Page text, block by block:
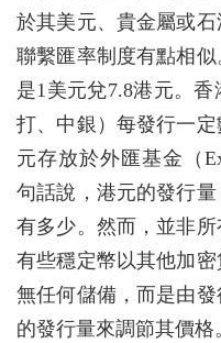
於其美元、貴金屬或
聯繫匯率制度有點相
是1美元兌7.8港元。
打、中銀）每發行一
元存放於外匯基金（
句話說，港元的發行
有多少。然而，並非所
有些穩定幣以其他加
無任何儲備，而是由
的發行量來調節其價格